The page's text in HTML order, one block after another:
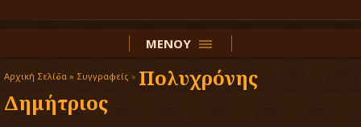
ΜΕΝΟΥ
Αρχική Σελίδα » Συγγραφείς » Πολυχρόνης
Δημήτριος